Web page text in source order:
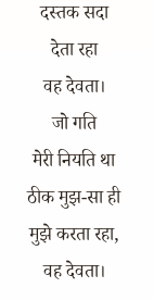
दस्तक सदा
देता रहा
वह देवता।
जो गति
मेरी नियति था
ठीक मुझ-सा ही
मुझे करता रहा,
वह देवता।